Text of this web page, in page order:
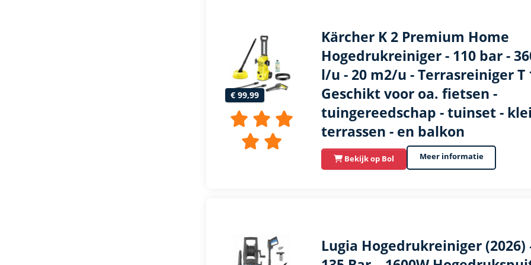
€ 99,99
Kärcher K 2 Premium Home
Hogedrukreiniger - 110 bar -
l/u - 20 m2/u - Terrasreiniger T
Geschikt voor oa. fietsen -
tuingereedschap - tuinset -
terrassen - en balkon
Bekijk op Bol Meer informatie
Lugia Hogedrukreiniger (2026)